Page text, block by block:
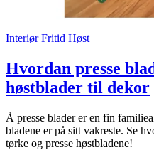
Interiør Fritid Høst
Hvordan presse
høstblader til dekor
Å presse blader er en fin
bladene er på sitt vakreste. Se
tørke og presse høstbladene!